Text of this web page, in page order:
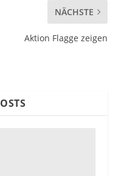
NÄCHSTE
Aktion Flagge zeigen